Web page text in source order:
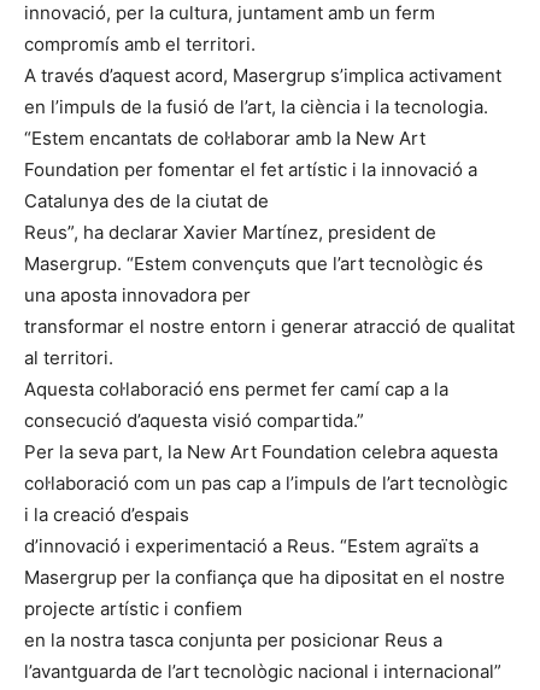
innovació, per la cultura, juntament amb un ferm
compromís amb el territori.
A través d’aquest acord, Masergrup s’implica activament
en l’impuls de la fusió de l’art, la ciència i la tecnologia.
“Estem encantats de col·laborar amb la New Art
Foundation per fomentar el fet artístic i la innovació a
Catalunya des de la ciutat de
Reus”, ha declarar Xavier Martínez, president de
Masergrup. “Estem convençuts que l’art tecnològic és
una aposta innovadora per
transformar el nostre entorn i generar atracció de qualitat
al territori.
Aquesta col·laboració ens permet fer camí cap a la
consecució d’aquesta visió compartida.”
Per la seva part, la New Art Foundation celebra aquesta
col·laboració com un pas cap a l’impuls de l’art tecnològic
i la creació d’espais
d’innovació i experimentació a Reus. “Estem agraïts a
Masergrup per la confiança que ha dipositat en el nostre
projecte artístic i confiem
en la nostra tasca conjunta per posicionar Reus a
l’avantguarda de l’art tecnològic nacional i internacional”